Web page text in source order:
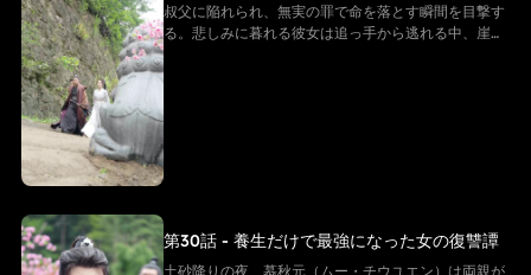
叔父に陥れられ、無実の罪で命を落とす瞬間を目撃す
る。悲しみに暮れる彼女は追っ手から逃れる中、崖か
ら転落してしまう。だが、彼女は「白尊者」と呼ばれ
る隠遁の仙に救われる。復讐を誓う慕秋元は修行を懇
──そう思われていた。 その“養生功”こそ、実は仙界
最上級の秘法。そして慕秋元の身体は、万年に一度の
「先天仙体」だった。
第30話 - 養生だけで最強になった女の復讐譚
土砂降りの夜、慕秋元（ムー・チウユエン）は両親が